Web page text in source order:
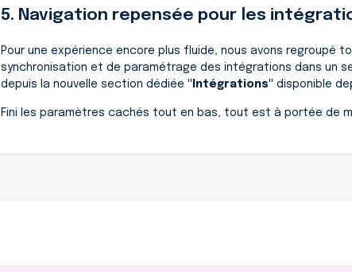
5. Navigation repensée pour les
Pour une expérience encore plus fluide, nous avons regroupé
synchronisation et de paramétrage des intégrations dans un
depuis la nouvelle section dédiée "Intégrations" disponible
Fini les paramètres cachés tout en bas, tout est à portée de